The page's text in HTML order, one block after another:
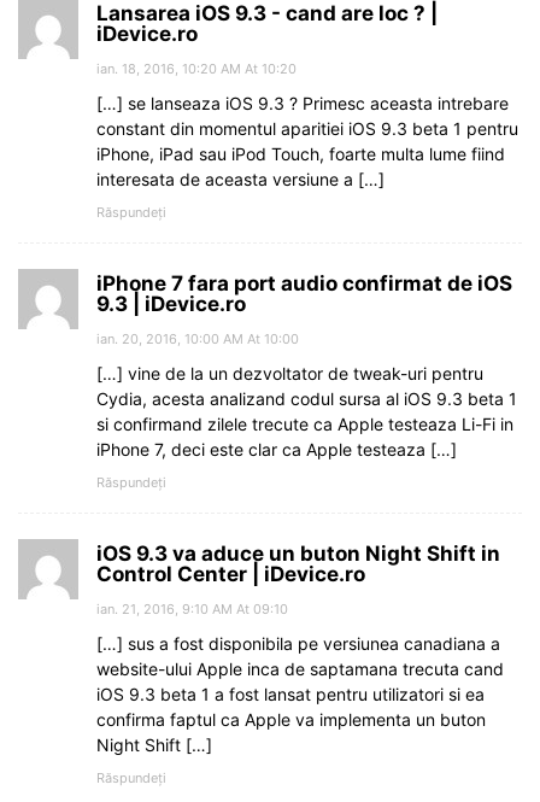
Lansarea iOS 9.3 - cand are loc ? |
iDevice.ro
ian. 18, 2016, 10:20 AM At 10:20
[…] se lanseaza iOS 9.3 ? Primesc aceasta intrebare
constant din momentul aparitiei iOS 9.3 beta 1 pentru
iPhone, iPad sau iPod Touch, foarte multa lume fiind
interesata de aceasta versiune a […]
Răspundeți
iPhone 7 fara port audio confirmat de iOS
9.3 | iDevice.ro
ian. 20, 2016, 10:00 AM At 10:00
[…] vine de la un dezvoltator de tweak-uri pentru
Cydia, acesta analizand codul sursa al iOS 9.3 beta 1
si confirmand zilele trecute ca Apple testeaza Li-Fi in
iPhone 7, deci este clar ca Apple testeaza […]
Răspundeți
iOS 9.3 va aduce un buton Night Shift in
Control Center | iDevice.ro
ian. 21, 2016, 9:10 AM At 09:10
[…] sus a fost disponibila pe versiunea canadiana a
website-ului Apple inca de saptamana trecuta cand
iOS 9.3 beta 1 a fost lansat pentru utilizatori si ea
confirma faptul ca Apple va implementa un buton
Night Shift […]
Răspundeți